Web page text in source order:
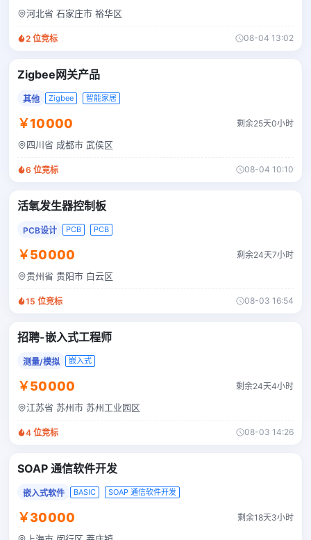
河北省 石家庄市 裕华区
2 位竞标 08-04 13:02
Zigbee网关产品
其他 Zigbee 智能家居
￥10000 剩余25天0小时
四川省 成都市 武侯区
6 位竞标 08-04 10:10
活氧发生器控制板
PCB设计 PCB PCB
￥50000 剩余24天7小时
贵州省 贵阳市 白云区
15 位竞标 08-03 16:54
招聘-嵌入式工程师
测量/模拟 嵌入式
￥50000 剩余24天4小时
江苏省 苏州市 苏州工业园区
4 位竞标 08-03 14:26
SOAP 通信软件开发
嵌入式软件 BASIC SOAP 通信软件开发
￥30000 剩余18天3小时